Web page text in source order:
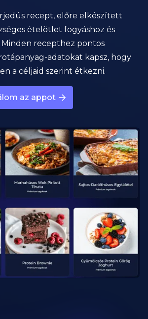
recept, előre elkészített
ételötlet fogyáshoz és
recepthez pontos
adatokat kapsz, hogy
a céljaid szerint étkezni.
az appot